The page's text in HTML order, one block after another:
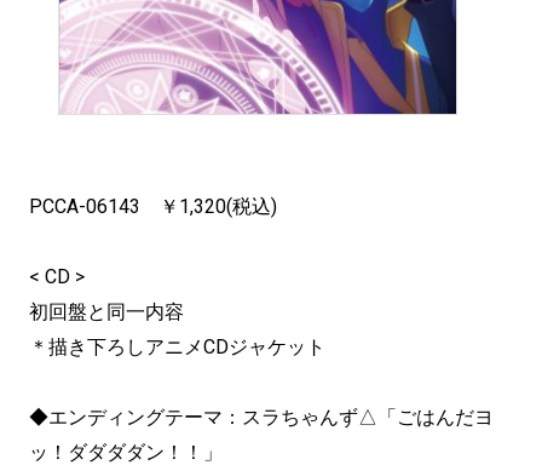
PCCA-06143 ￥1,320(税込)
< CD >
初回盤と同一内容
＊描き下ろしアニメCDジャケット
◆エンディングテーマ：スラちゃんず△「ごはんだヨ
ッ！ダダダダン！！」